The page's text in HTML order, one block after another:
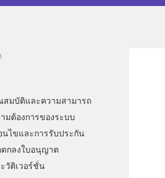
มบัติและความสามารถ
มต้องการของระบบ
นไขและการรับประกัน
กลงใบอนุญาต
วัติเวอร์ชั่น